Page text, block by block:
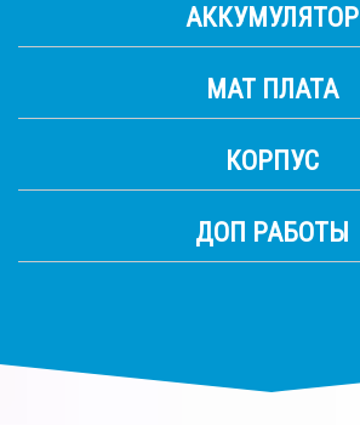
АККУМУЛЯТОР
МАТ ПЛАТА
КОРПУС
ДОП РАБОТЫ